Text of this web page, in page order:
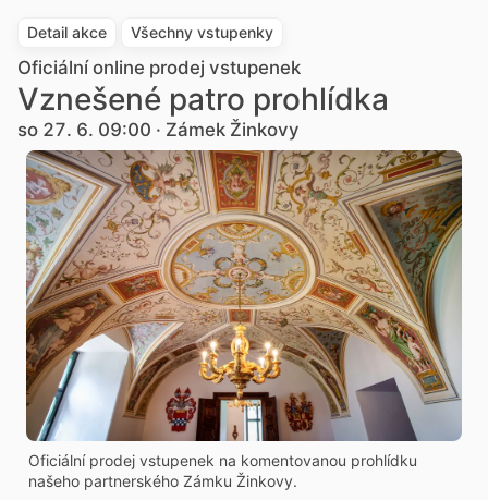
Detail akce Všechny vstupenky
Oficiální online prodej vstupenek
Vznešené patro prohlídka
so 27. 6. 09:00 · Zámek Žinkovy
Oficiální prodej vstupenek na komentovanou prohlídku
našeho partnerského Zámku Žinkovy.